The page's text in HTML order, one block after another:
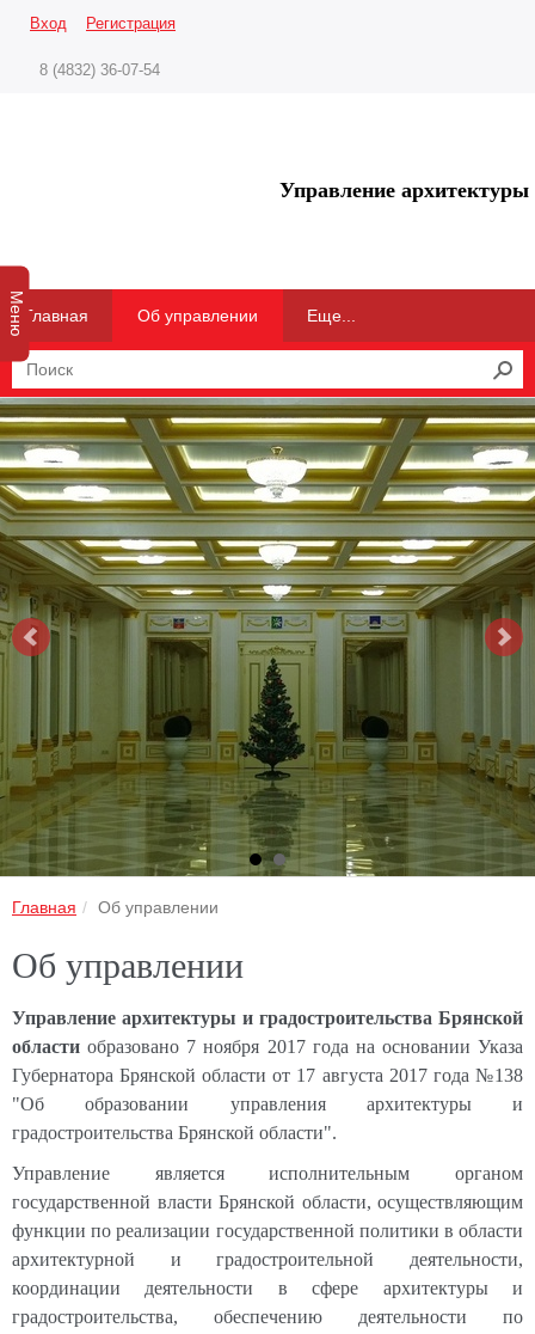
Вход Регистрация
8 (4832) 36-07-54
Управление архитектуры
Главная Об управлении Еще...
Меню
Главная Об управлении
Об управлении
Управление архитектуры и градостроительства Брянской
области образовано 7 ноября 2017 года на основании Указа
Губернатора Брянской области от 17 августа 2017 года №138
"Об образовании управления архитектуры и
градостроительства Брянской области".
Управление является исполнительным органом
государственной власти Брянской области, осуществляющим
функции по реализации государственной политики в области
архитектурной и градостроительной деятельности,
координации деятельности в сфере архитектуры и
градостроительства, обеспечению деятельности по